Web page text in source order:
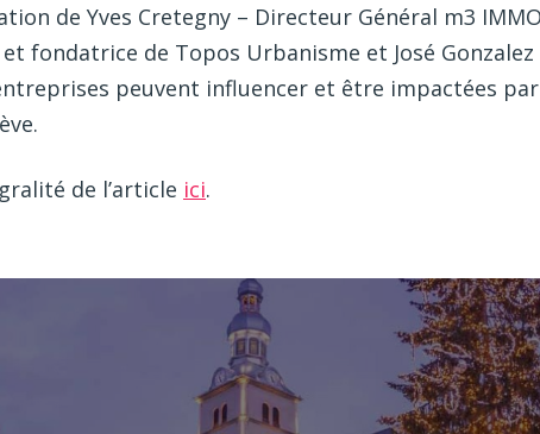
de Yves Cretegny – Directeur Général m3
fondatrice de Topos Urbanisme et José Gonzalez
peuvent influencer et être impactées par
de l’article ici.